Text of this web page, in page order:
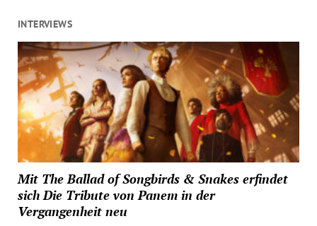
INTERVIEWS
Mit The Ballad of Songbirds & Snakes erfindet
sich Die Tribute von Panem in der
Vergangenheit neu